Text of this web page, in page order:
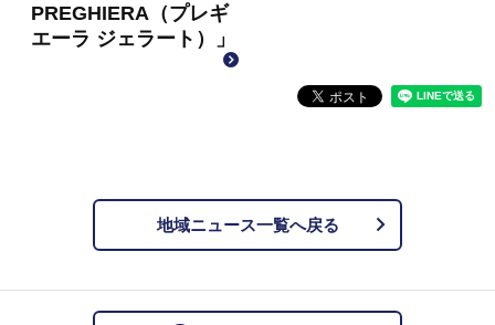
PREGHIERA（プレギ
エーラ ジェラート）」
地域ニュース一覧へ戻る